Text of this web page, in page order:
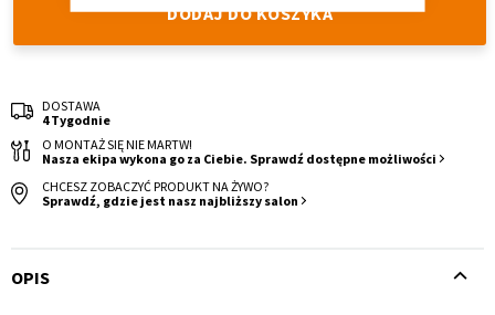
DODAJ DO KOSZYKA
DOSTAWA
4 Tygodnie
O MONTAŻ SIĘ NIE MARTW!
Nasza ekipa wykona go za Ciebie. Sprawdź dostępne możliwości
CHCESZ ZOBACZYĆ PRODUKT NA ŻYWO?
Sprawdź, gdzie jest nasz najbliższy salon
OPIS